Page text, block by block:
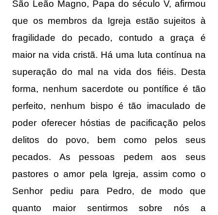
São Leão Magno, Papa do século V, afirmou
que os membros da Igreja estão sujeitos à
fragilidade do pecado, contudo a graça é
maior na vida cristã. Há uma luta contínua na
superação do mal na vida dos fiéis. Desta
forma, nenhum sacerdote ou pontífice é tão
perfeito, nenhum bispo é tão imaculado de
poder oferecer hóstias de pacificação pelos
delitos do povo, bem como pelos seus
pecados. As pessoas pedem aos seus
pastores o amor pela Igreja, assim como o
Senhor pediu para Pedro, de modo que
quanto maior sentirmos sobre nós a